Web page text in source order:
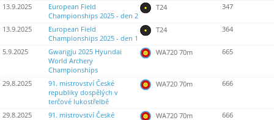
13.9.2025
European Field
Championships 2025 - den 2
T24 347
13.9.2025
European Field
Championships 2025 - den 1
T24 364
5.9.2025
Gwangju 2025 Hyundai
World Archery
Championships
WA720 70m 665
29.8.2025
91. mistrovství České
republiky dospělých v
terčové lukostřelbě
WA720 70m 666
29.8.2025
91. mistrovství České
WA720 70m 666